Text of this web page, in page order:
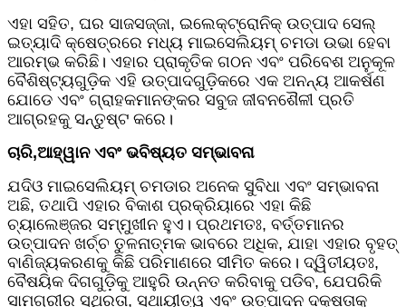
ଏହା ସହିତ, ଘର ସାଜସଜ୍ଜା, ଇଲେକ୍ଟ୍ରୋନିକ୍ ଉତ୍ପାଦ ସେଲ୍
ଇତ୍ୟାଦି କ୍ଷେତ୍ରରେ ମଧ୍ୟ ମାଇସେଲିୟମ୍ ଚମଡା ଉଭା ହେବା
ଆରମ୍ଭ କରିଛି। ଏହାର ପ୍ରାକୃତିକ ଗଠନ ଏବଂ ପରିବେଶ ଅନୁକୂଳ
ବୈଶିଷ୍ଟ୍ୟଗୁଡ଼ିକ ଏହି ଉତ୍ପାଦଗୁଡ଼ିକରେ ଏକ ଅନନ୍ୟ ଆକର୍ଷଣ
ଯୋଡେ ଏବଂ ଗ୍ରାହକମାନଙ୍କର ସବୁଜ ଜୀବନଶୈଳୀ ପ୍ରତି
ଆଗ୍ରହକୁ ସନ୍ତୁଷ୍ଟ କରେ।
ଚାରି,ଆହ୍ୱାନ ଏବଂ ଭବିଷ୍ୟତ ସମ୍ଭାବନା
ଯଦିଓ ମାଇସେଲିୟମ୍ ଚମଡାର ଅନେକ ସୁବିଧା ଏବଂ ସମ୍ଭାବନା
ଅଛି, ତଥାପି ଏହାର ବିକାଶ ପ୍ରକ୍ରିୟାରେ ଏହା କିଛି
ଚ୍ୟାଲେଞ୍ଜର ସମ୍ମୁଖୀନ ହୁଏ। ପ୍ରଥମତଃ, ବର୍ତ୍ତମାନର
ଉତ୍ପାଦନ ଖର୍ଚ୍ଚ ତୁଳନାତ୍ମକ ଭାବରେ ଅଧିକ, ଯାହା ଏହାର ବୃହତ୍
ବାଣିଜ୍ୟକରଣକୁ କିଛି ପରିମାଣରେ ସୀମିତ କରେ। ଦ୍ୱିତୀୟତଃ,
ବୈଷୟିକ ଦିଗଗୁଡ଼ିକୁ ଆହୁରି ଉନ୍ନତ କରିବାକୁ ପଡିବ, ଯେପରିକି
ସାମଗ୍ରୀର ସ୍ଥିରତା, ସ୍ଥାୟୀତ୍ୱ ଏବଂ ଉତ୍ପାଦନ ଦକ୍ଷତାକୁ